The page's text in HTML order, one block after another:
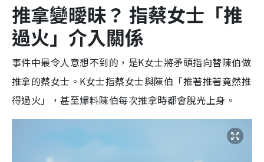
推拿變曖昧？ 指蔡女士「推
過火」介入關係
事件中最令人意想不到的，是K女士將矛頭指向替陳伯做
推拿的蔡女士。K女士指蔡女士與陳伯「推著推著竟然推
得過火」，甚至爆料陳伯每次推拿時都會脫光上身。